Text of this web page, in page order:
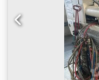
yderligere
Tryk i pneumatisk
V (3~N) -
Nominelstrøm (1.
Maks.
Crsdpfxjztdwws